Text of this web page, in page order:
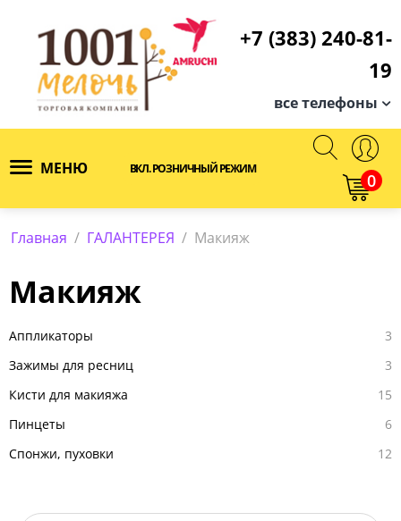
+7 (383) 240-81-
19
все телефоны
МЕНЮ ВКЛ. РОЗНИЧНЫЙ РЕЖИМ
0
Главная / ГАЛАНТЕРЕЯ / Макияж
Макияж
Аппликаторы
3
Зажимы для ресниц
3
Кисти для макияжа
15
Пинцеты
6
Спонжи, пуховки
12